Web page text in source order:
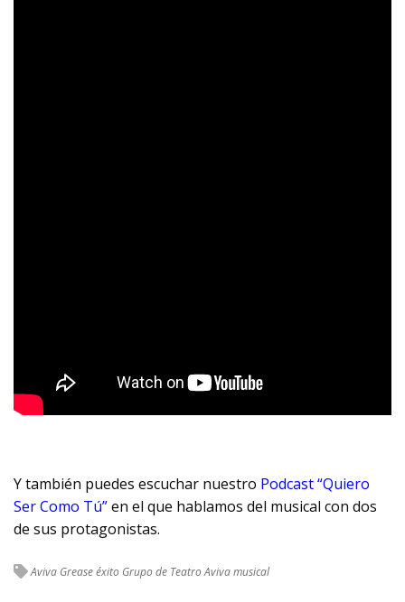
Y también puedes escuchar nuestro Podcast “Quiero
Ser Como Tú”en el que hablamos del musical con dos
de sus protagonistas.
Aviva Greaseéxito Grupo de Teatro Avivamusical